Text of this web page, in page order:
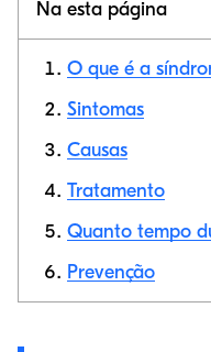
Na esta página
O que é a
Sintomas
Causas
Tratamento
Quanto tempo
Prevenção